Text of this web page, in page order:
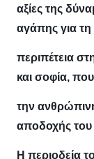
αξίες της
αγάπης για
περιπέτεια
και σοφία,
την
αποδοχής του
Η περιοδεία